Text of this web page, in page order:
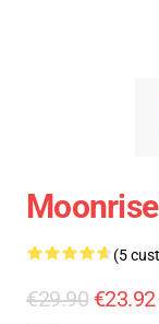
(5
€29.90 €23.92